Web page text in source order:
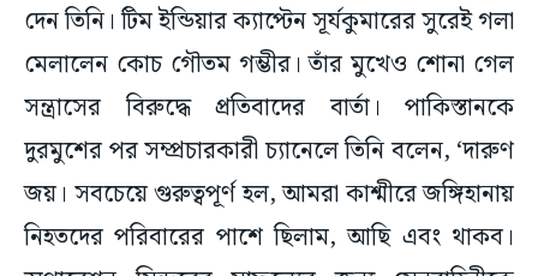
দেন তিনি। টিম ইন্ডিয়ার ক্যাপ্টেন সূর্যকুমারের সুরেই গলা
মেলালেন কোচ গৌতম গম্ভীর। তাঁর মুখেও শোনা গেল
সন্ত্রাসের বিরুদ্ধে প্রতিবাদের বার্তা। পাকিস্তানকে
দুরমুশের পর সম্প্রচারকারী চ্যানেলে তিনি বলেন, ‘দারুণ
জয়। সবচেয়ে গুরুত্বপূর্ণ হল, আমরা কাশ্মীরে জঙ্গিহানায়
নিহতদের পরিবারের পাশে ছিলাম, আছি এবং থাকব।